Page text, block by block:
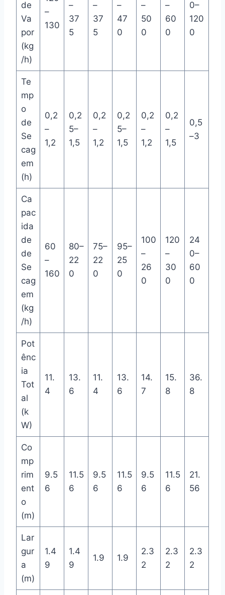
de
Va
por
(kg
/h)
–
130
–
37
5
–
37
5
–
47
0
–
50
0
–
60
0
0–
120
0
Te
mp
o
de
Se
cag
em
(h)
0,2
–
1,2
0,2
5–
1,5
0,2
–
1,2
0,2
5–
1,5
0,2
–
1,2
0,2
–
1,5
0,5
–3
Ca
pac
ida
de
de
Se
cag
em
(kg
/h)
60
–
160
80–
22
0
75–
22
0
95–
25
0
100
–
26
0
120
–
30
0
24
0–
60
0
Pot
ênc
ia
Tot
al
(k
W)
11.
4
13.
6
11.
4
13.
6
14.
7
15.
8
36.
8
Co
mp
rim
ent
o
(m)
9.5
6
11.5
6
9.5
6
11.5
6
9.5
6
11.5
6
21.
56
Lar
gur
a
(m)
1.4
9
1.4
9
1.9 1.9
2.3
2
2.3
2
2.3
2